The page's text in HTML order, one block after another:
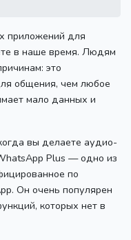
приложений для
в наше время. Людям
это
общения, чем любое
мало данных и
вы делаете аудио-
Plus — одно из
по
Он очень популярен
которых нет в